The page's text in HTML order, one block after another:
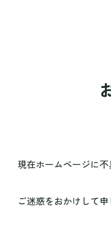
現在ホームページに
ご迷惑をおかけして